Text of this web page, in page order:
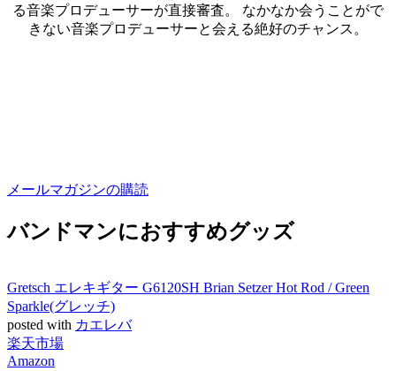
る音楽プロデューサーが直接審査。 なかなか会うことがで
きない音楽プロデューサーと会える絶好のチャンス。
メールマガジンの購読
バンドマンにおすすめグッズ
Gretsch エレキギター G6120SH Brian Setzer Hot Rod / Green
Sparkle(グレッチ)
posted with カエレバ
楽天市場
Amazon